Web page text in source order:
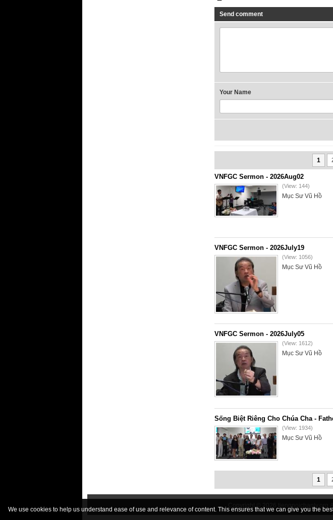
Send comment
Your Name
1
VNFGC Sermon - 2026Aug02
(View: 144)
Mục Sư Vũ Hồ
VNFGC Sermon - 2026July19
(View: 1056)
Mục Sư Vũ Hồ
VNFGC Sermon - 2026July05
(View: 1612)
Mục Sư Vũ Hồ
Sống Biệt Riêng Cho Chúa Cha -
(View: 1934)
Mục Sư Vũ Hồ
1
Copyright © 2026 tiengnoichanly.org
We use cookies to help us understand ease of use and relevance of content. This ensures that we can give you the